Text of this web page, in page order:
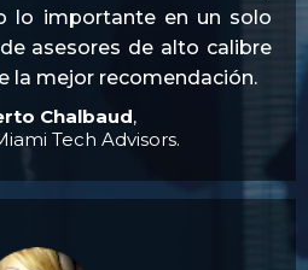
lo importante en un solo
asesores de alto calibre
la mejor recomendación.
Chalbaud,
Tech Advisors.